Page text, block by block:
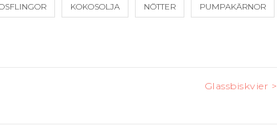
KOKOSOLJA NÖTTER PUMPAKÄRNOR
Glassbiskvier >